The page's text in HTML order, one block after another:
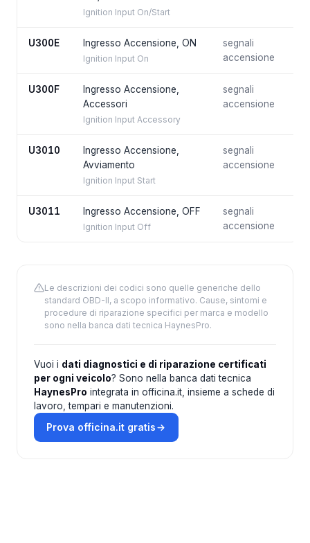
Ignition Input On/Start
U300E Ingresso Accensione, ON
Ignition Input On
segnali
accensione
U300F
Ingresso Accensione,
Accessori
Ignition Input Accessory
segnali
accensione
U3010
Ingresso Accensione,
Avviamento
Ignition Input Start
segnali
accensione
U3011 Ingresso Accensione, OFF
Ignition Input Off
segnali
accensione
Le descrizioni dei codici sono quelle generiche dello
standard OBD-II, a scopo informativo. Cause, sintomi e
procedure di riparazione specifici per marca e modello
sono nella banca dati tecnica HaynesPro.
Vuoi i dati diagnostici e di riparazione certificati
per ogni veicolo? Sono nella banca dati tecnica
HaynesPro integrata in officina.it, insieme a schede di
lavoro, tempari e manutenzioni.
Prova officina.it gratis